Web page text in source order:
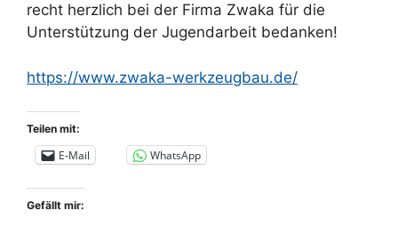
recht herzlich bei der Firma Zwaka für die
Unterstützung der Jugendarbeit bedanken!
https://www.zwaka-werkzeugbau.de/
Teilen mit:
E-Mail WhatsApp
Gefällt mir: